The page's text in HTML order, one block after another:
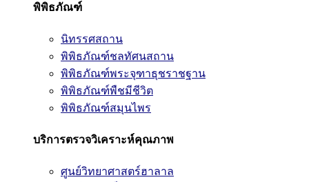
พิพิธภัณฑ์
นิทรรศสถาน
พิพิธภัณฑ์ชลทัศนสถาน
พิพิธภัณฑ์พระจุฑาธุชราชฐาน
พิพิธภัณฑ์พืชมีชีวิต
พิพิธภัณฑ์สมุนไพร
บริการตรวจวิเคราะห์คุณภาพ
ศูนย์วิทยาศาสตร์ฮาลาล